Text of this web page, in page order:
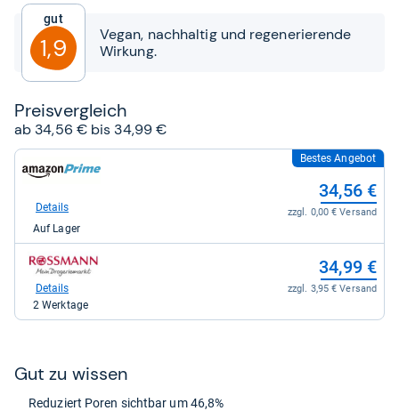
SternenGut
1,9
Vegan, nachhaltig und regenerierende
Wirkung.
Preis­ver­gleich
ab 34,56 € bis 34,99 €
Shop:
Amazon.de
34,56
kaufen.
Bestes Angebot
34,56 €
zzgl. 0,00 € Versand
Details
Auf Lager
zum
Shop:
rossmann
34,99 €
zzgl. 3,95 € Versand
Details
2 Werktage
Gut zu wis­sen
Redu­ziert Poren sicht­bar um 46,8%